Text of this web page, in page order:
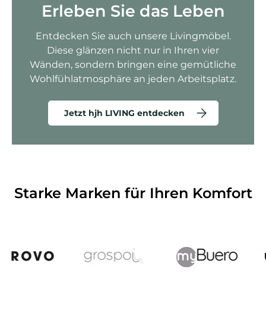
Erleben Sie das Leben
Entdecken Sie auch unsere Livingmöbel.
Diese glänzen nicht nur in Ihren vier
Wänden, sondern bringen eine gemütliche
Wohlfühlatmosphäre an jeden Arbeitsplatz.
Jetzt hjh LIVING entdecken
Starke Marken für Ihren Komfort